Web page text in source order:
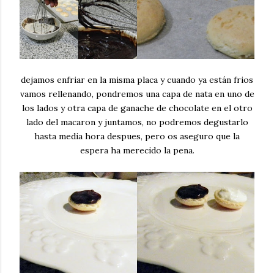
dejamos enfriar en la misma placa y cuando ya están frios
vamos rellenando, pondremos una capa de nata en uno de
los lados y otra capa de ganache de chocolate en el otro
lado del macaron y juntamos, no podremos degustarlo
hasta media hora despues, pero os aseguro que la
espera ha merecido la pena.